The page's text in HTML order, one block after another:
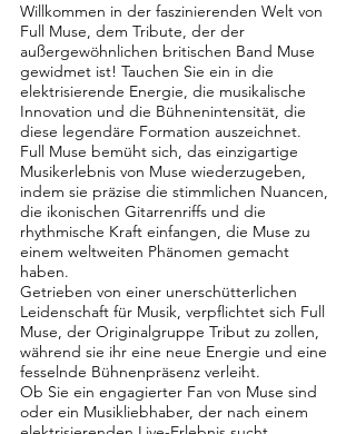
Willkommen in der faszinierenden Welt von
Full Muse, dem Tribute, der der
außergewöhnlichen britischen Band Muse
gewidmet ist! Tauchen Sie ein in die
elektrisierende Energie, die musikalische
Innovation und die Bühnenintensität, die
diese legendäre Formation auszeichnet.
Full Muse bemüht sich, das einzigartige
Musikerlebnis von Muse wiederzugeben,
indem sie präzise die stimmlichen Nuancen,
die ikonischen Gitarrenriffs und die
rhythmische Kraft einfangen, die Muse zu
einem weltweiten Phänomen gemacht
haben.
Getrieben von einer unerschütterlichen
Leidenschaft für Musik, verpflichtet sich Full
Muse, der Originalgruppe Tribut zu zollen,
während sie ihr eine neue Energie und eine
fesselnde Bühnenpräsenz verleiht.
Ob Sie ein engagierter Fan von Muse sind
oder ein Musikliebhaber, der nach einem